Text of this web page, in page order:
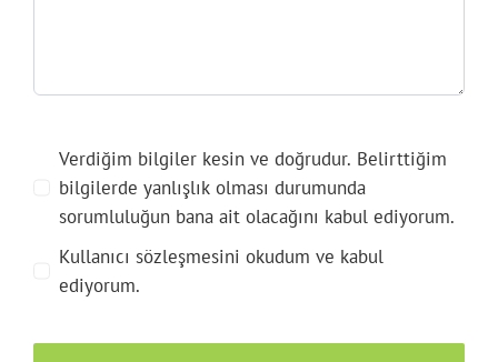
Verdiğim bilgiler kesin ve doğrudur. Belirttiğim
bilgilerde yanlışlık olması durumunda
sorumluluğun bana ait olacağını kabul ediyorum.
Kullanıcı sözleşmesini okudum ve kabul
ediyorum.